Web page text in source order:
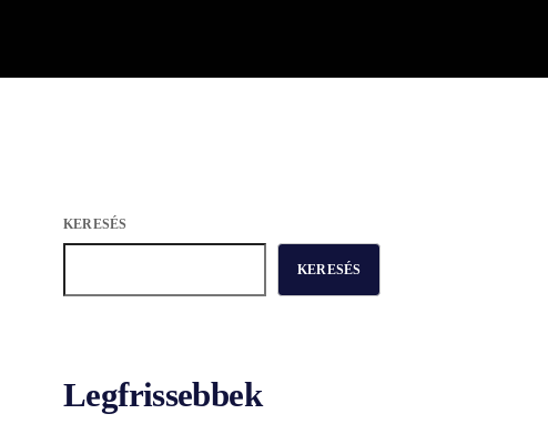
KERESÉS
KERESÉS
Legfrissebbek